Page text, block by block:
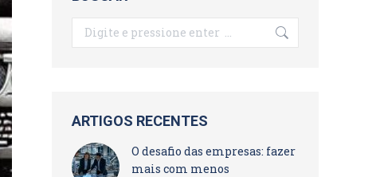
Search:
ARTIGOS RECENTES
O desafio das empresas: fazer
mais com menos